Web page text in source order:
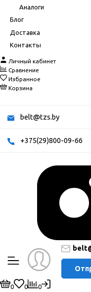
Аналоги
Блог
Доставка
Контакты
Личный кабинет
Сравнение
Избранное
Корзина
belt@tzs.by
+375(29)800-09-66
0 0
0